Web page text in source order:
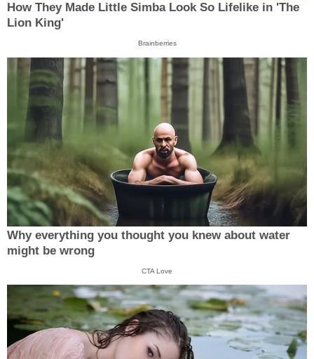
How They Made Little Simba Look So Lifelike in 'The
Lion King'
Brainberries
Why everything you thought you knew about water
might be wrong
CTA Love